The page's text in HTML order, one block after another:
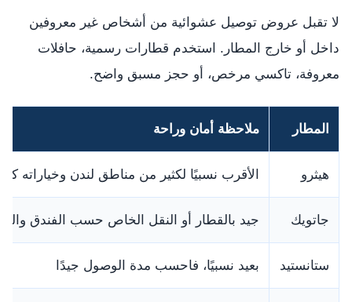
لا تقبل عروض توصيل عشوائية من أشخاص غير معروفين
داخل أو خارج المطار. استخدم قطارات رسمية، حافلات
معروفة، تاكسي مرخص، أو حجز مسبق واضح.
المطار ملاحظة أمان وراحة
هيثرو الأقرب نسبيًا لكثير من مناطق لندن وخياراته
جاتويك جيد بالقطار أو النقل الخاص حسب الفندق
ستانستيد بعيد نسبيًا، فاحسب مدة الوصول جيدًا